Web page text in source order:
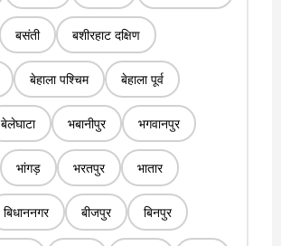
बसंती बशीरहाट दक्षिण
बेहाला पश्चिम बेहाला पूर्व
बेलेघाटा भबानीपुर भगवानपुर
भांगड़ भरतपुर भातार
बिधाननगर बीजपुर बिनपुर